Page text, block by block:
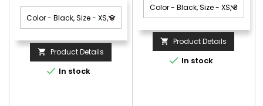
 Product Details
 In stock
 Product Details
 In stock